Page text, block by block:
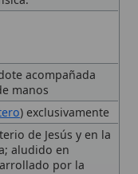
Jesús y en la
en
por la
el nombre y
Espíritu Santo
vino simboliza
de curación,
Aceite